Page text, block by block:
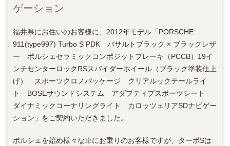
ゲーション
福井県にお住いのお客様に、2012年モデル「PORSCHE
911(type997) Turbo S PDK バサルトブラック × ブラックレザ
ー ポルシェセラミックコンポジットブレーキ（PCCB）19イ
ンチセンターロックRSスパイダーホイール（ブラック塗装仕上
げ） スポーツクロノパッケージ クリアルックテールライ
ト BOSEサウンドシステム アダプティブスポーツシート
ダイナミックコーナリングライト カロッツェリアSDナビゲー
ション」をご契約いただきました。
ポルシェを始め様々な車にお乗りのお客様ですが、ターボSは